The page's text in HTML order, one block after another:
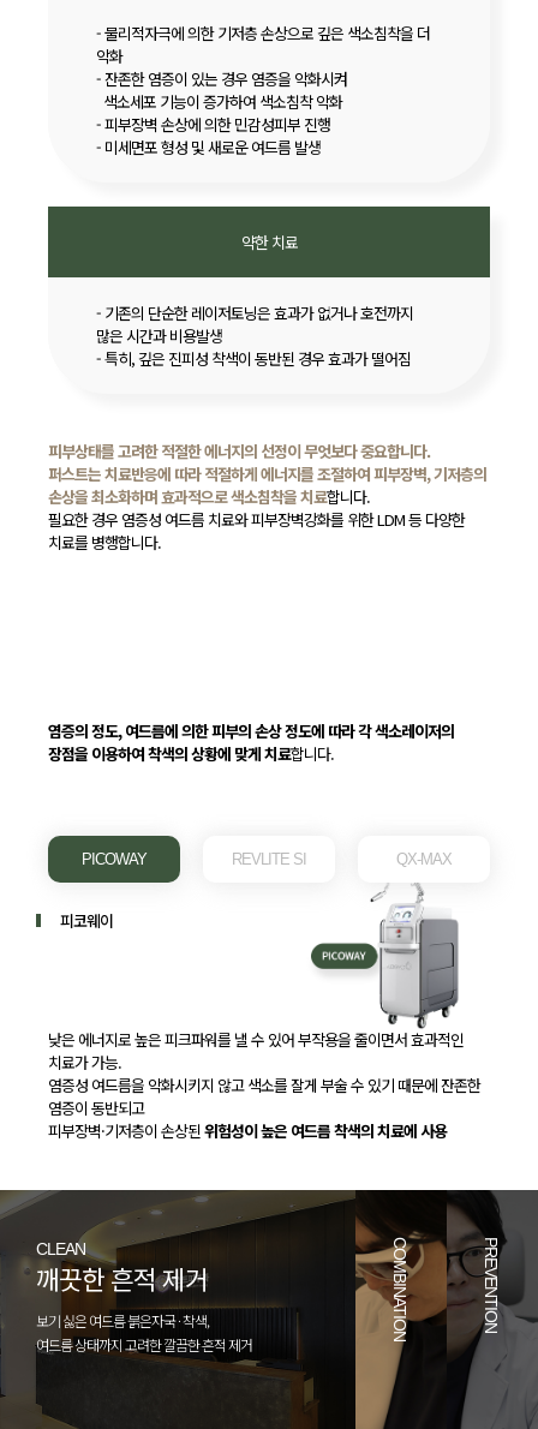
- 물리적자극에 의한 기저층 손상으로 깊은 색소침착을 더
악화
- 잔존한 염증이 있는 경우 염증을 악화시켜
색소세포 기능이 증가하여 색소침착 악화
- 피부장벽 손상에 의한 민감성피부 진행
- 미세면포 형성 및 새로운 여드름 발생
약한 치료
- 기존의 단순한 레이저토닝은 효과가 없거나 호전까지
많은 시간과 비용발생
- 특히, 깊은 진피성 착색이 동반된 경우 효과가 떨어짐
피부상태를 고려한 적절한 에너지의 선정이 무엇보다 중요합니다.
퍼스트는 치료반응에 따라 적절하게 에너지를 조절하여 피부장벽, 기저층의
손상을 최소화하며 효과적으로 색소침착을 치료합니다.
필요한 경우 염증성 여드름 치료와 피부장벽강화를 위한 LDM 등 다양한
치료를 병행합니다.
염증의 정도, 여드름에 의한 피부의 손상 정도에 따라 각 색소레이저의
장점을 이용하여 착색의 상황에 맞게 치료합니다.
PICOWAY REVLITE SI QX-MAX
피코웨이
낮은 에너지로 높은 피크파워를 낼 수 있어 부작용을 줄이면서 효과적인
치료가 가능.
염증성 여드름을 악화시키지 않고 색소를 잘게 부술 수 있기 때문에 잔존한
염증이 동반되고
피부장벽·기저층이 손상된 위험성이 높은 여드름 착색의 치료에 사용
CLEAN
깨끗한 흔적 제거
보기 싫은 여드름 붉은자국 · 착색,
여드름 상태까지 고려한 깔끔한 흔적 제거
COMBINATION PREVENTION